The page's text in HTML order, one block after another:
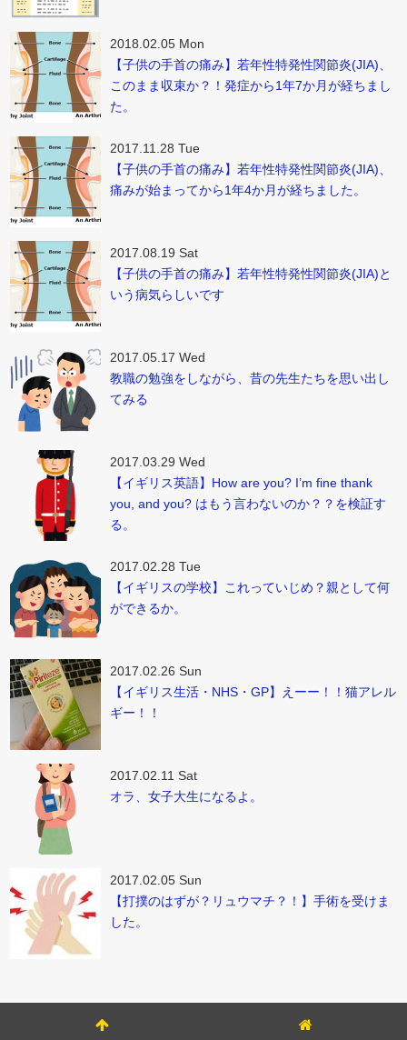
2018.02.05 Mon
【子供の手首の痛み】若年性特発性関節炎(JIA)、
このまま収束か？！発症から1年7か月が経ちまし
た。
2017.11.28 Tue
【子供の手首の痛み】若年性特発性関節炎(JIA)、
痛みが始まってから1年4か月が経ちました。
2017.08.19 Sat
【子供の手首の痛み】若年性特発性関節炎(JIA)と
いう病気らしいです
2017.05.17 Wed
教職の勉強をしながら、昔の先生たちを思い出し
てみる
2017.03.29 Wed
【イギリス英語】How are you? I’m fine thank
you, and you? はもう言わないのか？？を検証す
る。
2017.02.28 Tue
【イギリスの学校】これっていじめ？親として何
ができるか。
2017.02.26 Sun
【イギリス生活・NHS・GP】えーー！！猫アレル
ギー！！
2017.02.11 Sat
オラ、女子大生になるよ。
2017.02.05 Sun
【打撲のはずが？リュウマチ？！】手術を受けま
した。